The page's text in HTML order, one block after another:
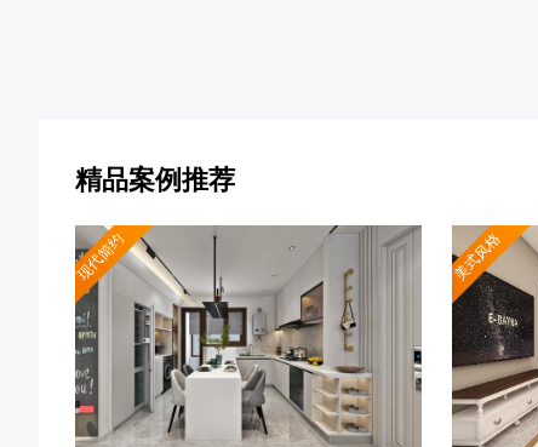
精品案例推荐
现代简约 美式风格